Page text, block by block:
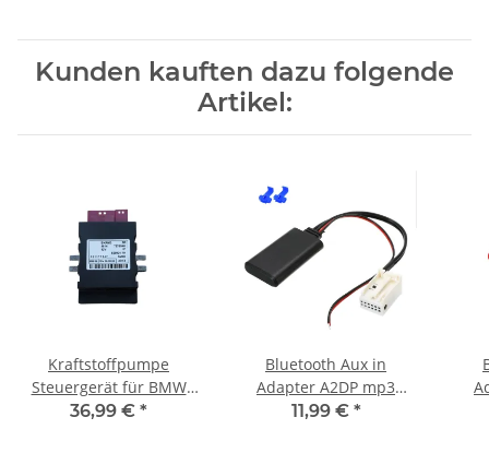
Kunden kauften dazu folgende
Artikel:
Kraftstoffpumpe
Steuergerät für BMW
16147276046 7276046
36,99 € *
Bluetooth Aux in
Adapter A2DP mp3
musik stream passend
11,99 € *